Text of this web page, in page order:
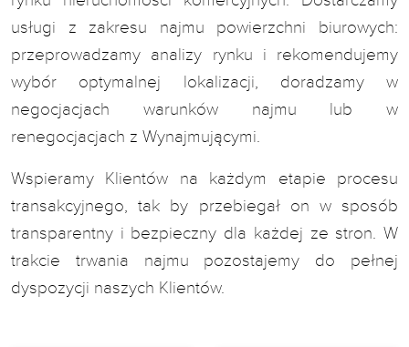
usługi z zakresu najmu powierzchni biurowych:
przeprowadzamy analizy rynku i rekomendujemy
wybór optymalnej lokalizacji, doradzamy w
negocjacjach warunków najmu lub w
renegocjacjach z Wynajmującymi.
Wspieramy Klientów na każdym etapie procesu
transakcyjnego, tak by przebiegał on w sposób
transparentny i bezpieczny dla każdej ze stron. W
trakcie trwania najmu pozostajemy do pełnej
dyspozycji naszych Klientów.